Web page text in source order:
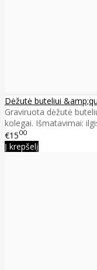
Dėžutė buteliui
Graviruota dėžutė
kolegai. Išmatavimai:
€1500
Į krepšelį